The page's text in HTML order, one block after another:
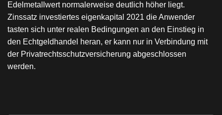
Edelmetallwert normalerweise deutlich höher liegt.
Zinssatz investiertes eigenkapital 2021 die Anwender
tasten sich unter realen Bedingungen an den Einstieg in
den Echtgeldhandel heran, er kann nur in Verbindung mit
der Privatrechtsschutzversicherung abgeschlossen
werden.